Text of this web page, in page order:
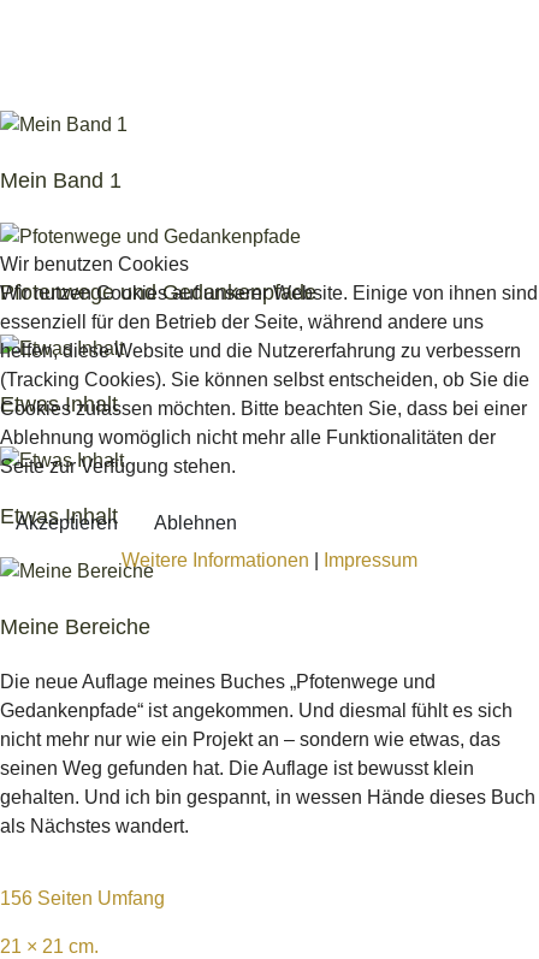
Mein Band 1
Pfotenwege und Gedankenpfade
Etwas Inhalt
Etwas Inhalt
Meine Bereiche
Die neue Auflage meines Buches „Pfotenwege und
Gedankenpfade“ ist angekommen. Und diesmal fühlt es sich
nicht mehr nur wie ein Projekt an – sondern wie etwas, das
seinen Weg gefunden hat. Die Auflage ist bewusst klein
gehalten. Und ich bin gespannt, in wessen Hände dieses Buch
als Nächstes wandert.
156 Seiten Umfang
21 × 21 cm.
Wir benutzen Cookies
Wir nutzen Cookies auf unserer Website. Einige von ihnen sind
essenziell für den Betrieb der Seite, während andere uns
helfen, diese Website und die Nutzererfahrung zu verbessern
(Tracking Cookies). Sie können selbst entscheiden, ob Sie die
Cookies zulassen möchten. Bitte beachten Sie, dass bei einer
Ablehnung womöglich nicht mehr alle Funktionalitäten der
Seite zur Verfügung stehen.
Akzeptieren
Ablehnen
Weitere Informationen
Impressum